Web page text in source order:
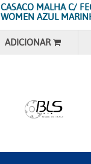
CASACO MALHA C/
WOMEN AZUL
ADICIONAR